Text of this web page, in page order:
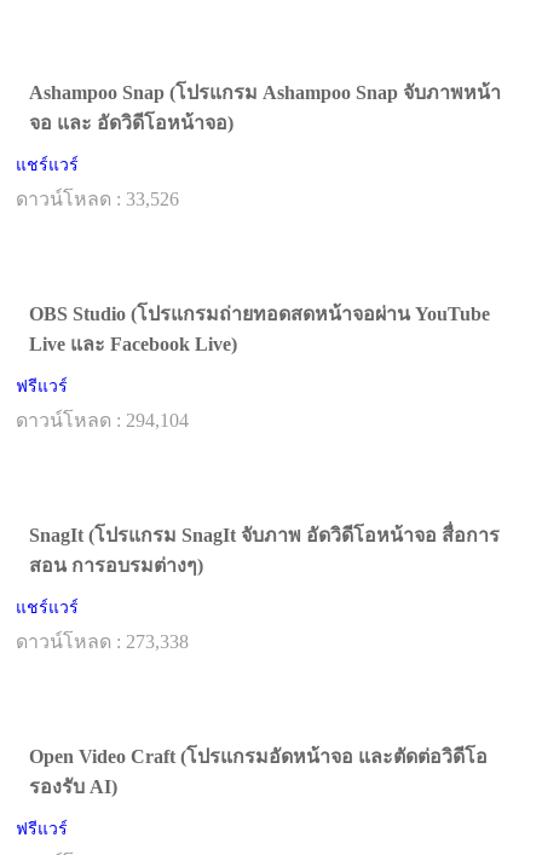
Ashampoo Snap (โปรแกรม Ashampoo Snap จับภาพหน้า
จอ และ อัดวิดีโอหน้าจอ)
แชร์แวร์
ดาวน์โหลด : 33,526
OBS Studio (โปรแกรมถ่ายทอดสดหน้าจอผ่าน YouTube
Live และ Facebook Live)
ฟรีแวร์
ดาวน์โหลด : 294,104
SnagIt (โปรแกรม SnagIt จับภาพ อัดวิดีโอหน้าจอ สื่อการ
สอน การอบรมต่างๆ)
แชร์แวร์
ดาวน์โหลด : 273,338
Open Video Craft (โปรแกรมอัดหน้าจอ และตัดต่อวิดีโอ
รองรับ AI)
ฟรีแวร์